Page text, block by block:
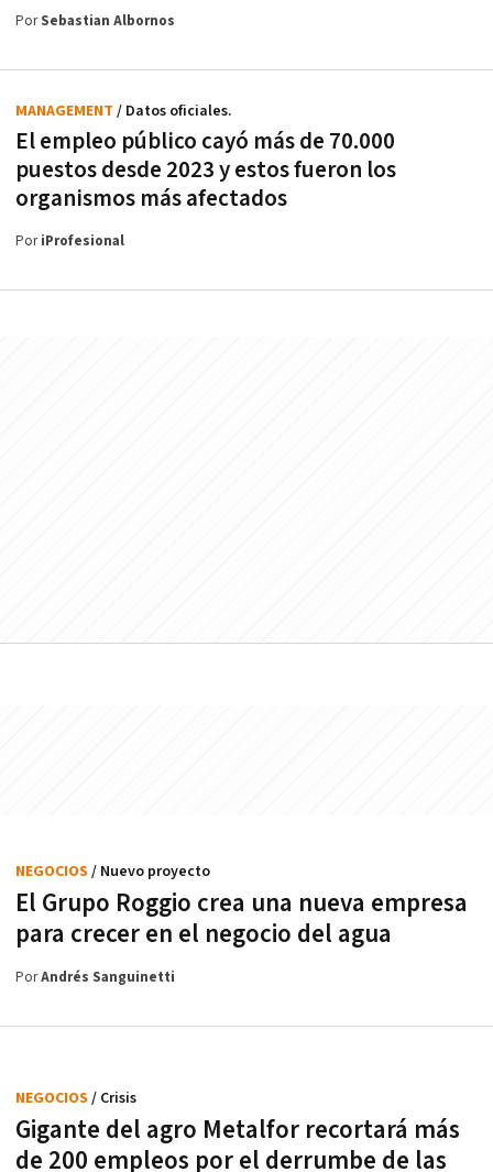
PorSebastian Albornos
El empleo público cayó más de 70.000
puestos desde 2023 y estos fueron los
organismos más afectados
MANAGEMENT / Datos oficiales.
PoriProfesional
El Grupo Roggio crea una nueva empresa
para crecer en el negocio del agua
NEGOCIOS / Nuevo proyecto
PorAndrés Sanguinetti
Gigante del agro Metalfor recortará más
de 200 empleos por el derrumbe de las
NEGOCIOS / Crisis